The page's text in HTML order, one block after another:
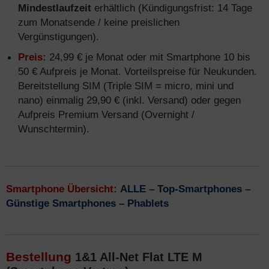
Mindestlaufzeit erhältlich (Kündigungsfrist: 14 Tage
zum Monatsende / keine preislichen
Vergünstigungen).
Preis: 24,99 € je Monat oder mit Smartphone 10 bis
50 € Aufpreis je Monat. Vorteilspreise für Neukunden.
Bereitstellung SIM (Triple SIM = micro, mini und
nano) einmalig 29,90 € (inkl. Versand) oder gegen
Aufpreis Premium Versand (Overnight /
Wunschtermin).
Smartphone Übersicht: ALLE – Top-Smartphones –
Günstige Smartphones – Phablets
Bestellung 1&1 All-Net Flat LTE M